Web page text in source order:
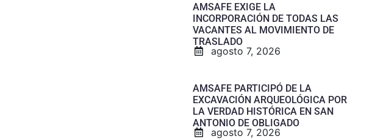
AMSAFE EXIGE LA
INCORPORACIÓN DE TODAS LAS
VACANTES AL MOVIMIENTO DE
TRASLADO
agosto 7, 2026
AMSAFE PARTICIPÓ DE LA
EXCAVACIÓN ARQUEOLÓGICA POR
LA VERDAD HISTÓRICA EN SAN
ANTONIO DE OBLIGADO
agosto 7, 2026